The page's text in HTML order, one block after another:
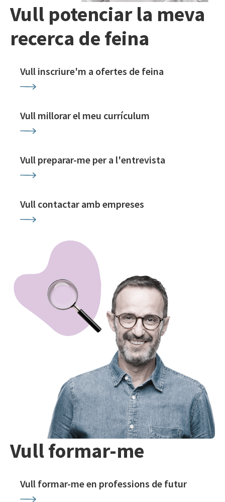
Vull potenciar la meva
recerca de feina
Vull inscriure'm a ofertes de feina
Vull millorar el meu currículum
Vull preparar-me per a l'entrevista
Vull contactar amb empreses
Vull formar-me
Vull formar-me en professions de futur